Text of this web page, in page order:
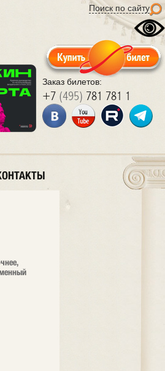
Поиск по сайту
Заказ билетов:
+7 (495) 781 781 1